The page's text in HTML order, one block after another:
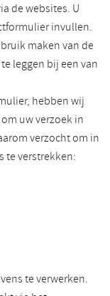
de websites. U
invullen.
maken van de
leggen bij een van
hebben wij
uw verzoek in
verzocht om in
te verstrekken:
te verwerken.